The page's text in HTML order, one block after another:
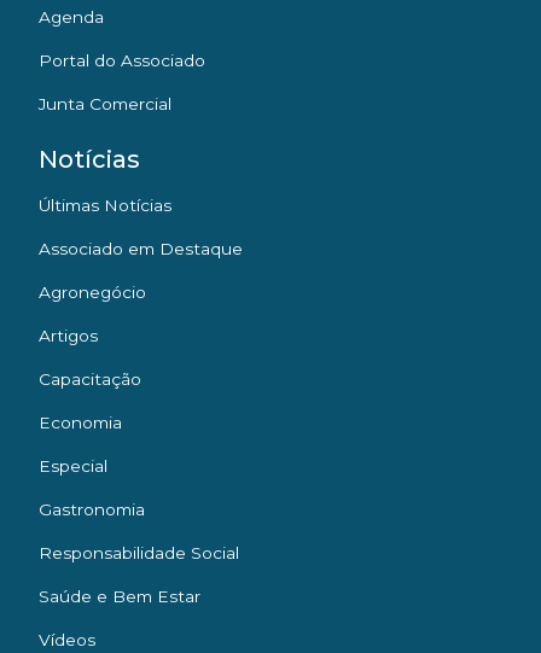
Agenda
Portal do Associado
Junta Comercial
Notícias
Últimas Notícias
Associado em Destaque
Agronegócio
Artigos
Capacitação
Economia
Especial
Gastronomia
Responsabilidade Social
Saúde e Bem Estar
Vídeos